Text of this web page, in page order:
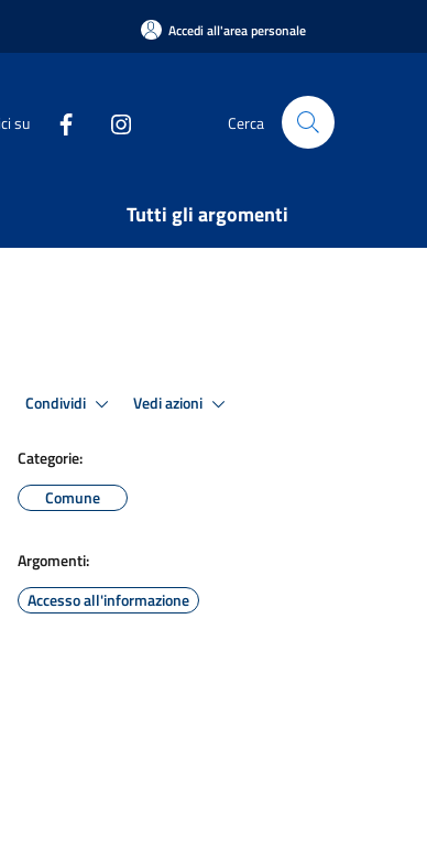
Accedi all'area personale
su Cerca
Tutti gli argomenti
Condividi Vedi azioni
Categorie:
Comune
Argomenti:
Accesso all'informazione